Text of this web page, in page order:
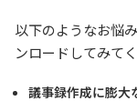
以下のようなお悩
ンロードしてみてく
議事録作成に膨